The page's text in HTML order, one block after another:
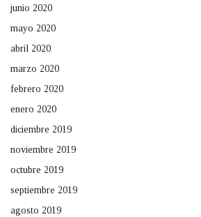
junio 2020
mayo 2020
abril 2020
marzo 2020
febrero 2020
enero 2020
diciembre 2019
noviembre 2019
octubre 2019
septiembre 2019
agosto 2019